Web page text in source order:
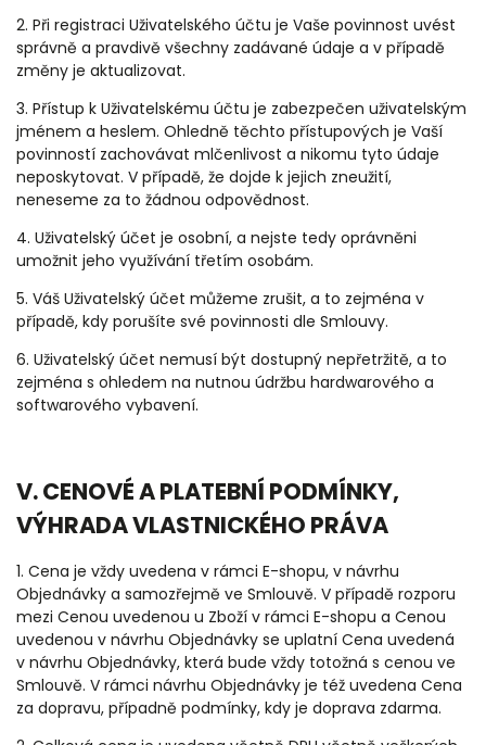
2. Při registraci Uživatelského účtu je Vaše povinnost uvést
správně a pravdivě všechny zadávané údaje a v případě
změny je aktualizovat.
3. Přístup k Uživatelskému účtu je zabezpečen uživatelským
jménem a heslem. Ohledně těchto přístupových je Vaší
povinností zachovávat mlčenlivost a nikomu tyto údaje
neposkytovat. V případě, že dojde k jejich zneužití,
neneseme za to žádnou odpovědnost.
4. Uživatelský účet je osobní, a nejste tedy oprávněni
umožnit jeho využívání třetím osobám.
5. Váš Uživatelský účet můžeme zrušit, a to zejména v
případě, kdy porušíte své povinnosti dle Smlouvy.
6. Uživatelský účet nemusí být dostupný nepřetržitě, a to
zejména s ohledem na nutnou údržbu hardwarového a
softwarového vybavení.
V. CENOVÉ A PLATEBNÍ PODMÍNKY,
VÝHRADA VLASTNICKÉHO PRÁVA
1. Cena je vždy uvedena v rámci E-shopu, v návrhu
Objednávky a samozřejmě ve Smlouvě. V případě rozporu
mezi Cenou uvedenou u Zboží v rámci E-shopu a Cenou
uvedenou v návrhu Objednávky se uplatní Cena uvedená
v návrhu Objednávky, která bude vždy totožná s cenou ve
Smlouvě. V rámci návrhu Objednávky je též uvedena Cena
za dopravu, případně podmínky, kdy je doprava zdarma.